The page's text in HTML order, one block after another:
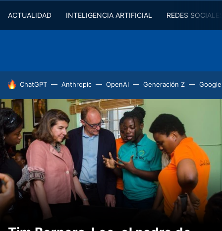
ACTUALIDAD INTELIGENCIA ARTIFICIAL REDES
HOY SE HABLA DE
ChatGPT Anthropic OpenAI Generación Z